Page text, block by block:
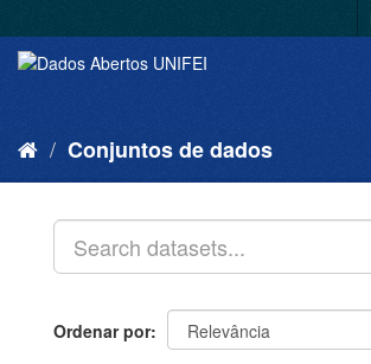
Conjuntos de dados
Ordenar por